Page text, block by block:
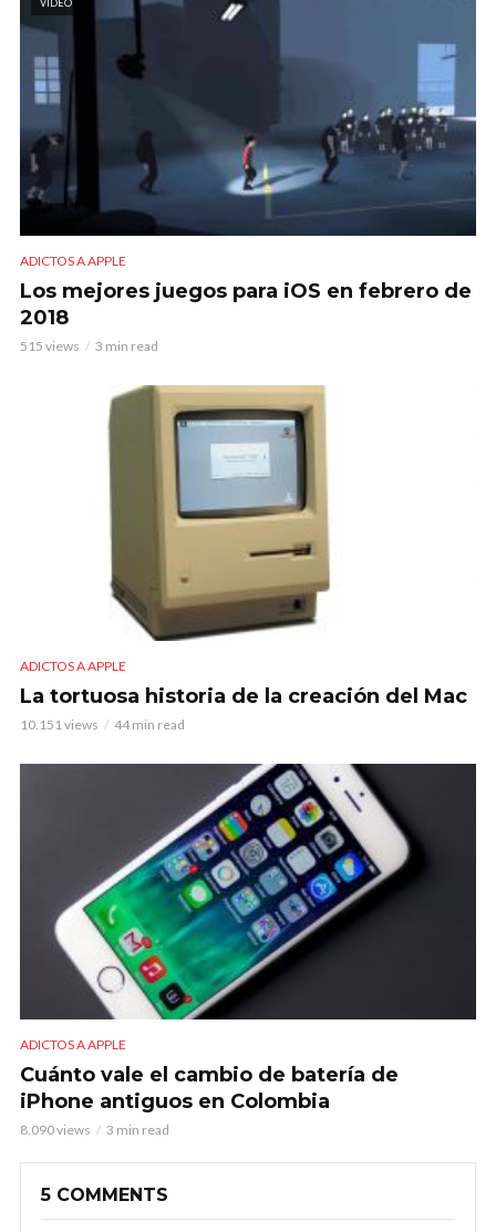
ADICTOS A APPLE
Los mejores juegos para iOS en febrero de
2018
515 views 3 min read
ADICTOS A APPLE
La tortuosa historia de la creación del Mac
10.151 views 44 min read
ADICTOS A APPLE
Cuánto vale el cambio de batería de
iPhone antiguos en Colombia
8.090 views 3 min read
5 COMMENTS